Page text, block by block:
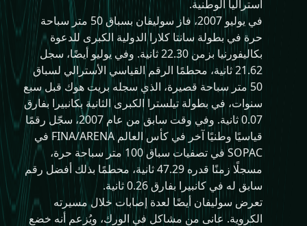
أستراليا الوطنية.
في يوليو 2007، فاز سوليفان بسباق 50 متر سباحة
حرة في بطولة سانتا كلارا الدولية الكبرى للدعوة
بكاليفورنيا بزمن 22.30 ثانية. وفي يوليو أيضًا، سجل
21.62 ثانية، محطمًا الرقم القياسي الأسترالي لسباق
50 متر سباحة قصيرة، الذي سجله بريت هوك قبل سبع
سنوات، في بطولة تيلسترا الكبرى الثانية بكانبيرا بفارق
0.07 ثانية. وفي وقت سابق من عام 2007، سجّل رقمًا
قياسيًا وطنيًا آخر في كأس العالم FINA/ARENA في
SOPAC في تصفيات سباق 100 متر سباحة حرة،
مسجلًا زمنًا قدره 47.29 ثانية، محطمًا بذلك أفضل رقم
سابق له في كانبيرا بفارق 0.26 ثانية.
تعرض سوليفان أيضًا لعدة إصابات خلال مسيرته
الكروية. عانى من مشاكل في الورك، ويُزعم أنه خضع